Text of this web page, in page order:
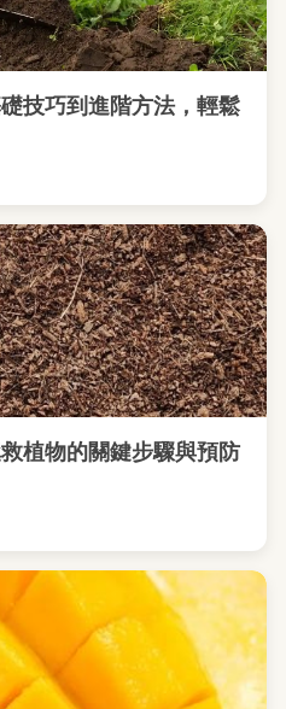
技巧到進階方法，輕鬆
植物的關鍵步驟與預防